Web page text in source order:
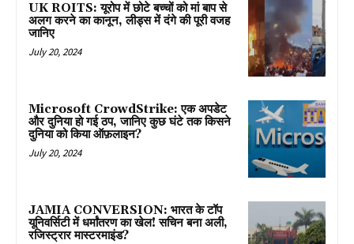
UK ROITS: यूरोप में छोटे बच्चों को मां बाप से
अलग करने का कानून, लीड्स में दंगे की पूरी वजह
जानिए
July 20, 2024
Microsoft CrowdStrike: एक अपडेट
और दुनिया हो गई ठप, जानिए कुछ घंटे तक किसने
दुनिया को किया ऑफ़लाइन?
July 20, 2024
JAMIA CONVERSION: भारत के टॉप
यूनिवर्सिटी में धर्मांतरण का खेल! सचिन बना अली,
रजिस्ट्रार मास्टरमाइंड?